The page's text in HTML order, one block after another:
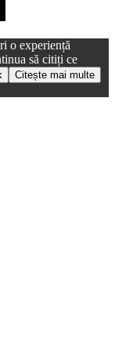
o experiență
să citiți ce
Citește mai multe